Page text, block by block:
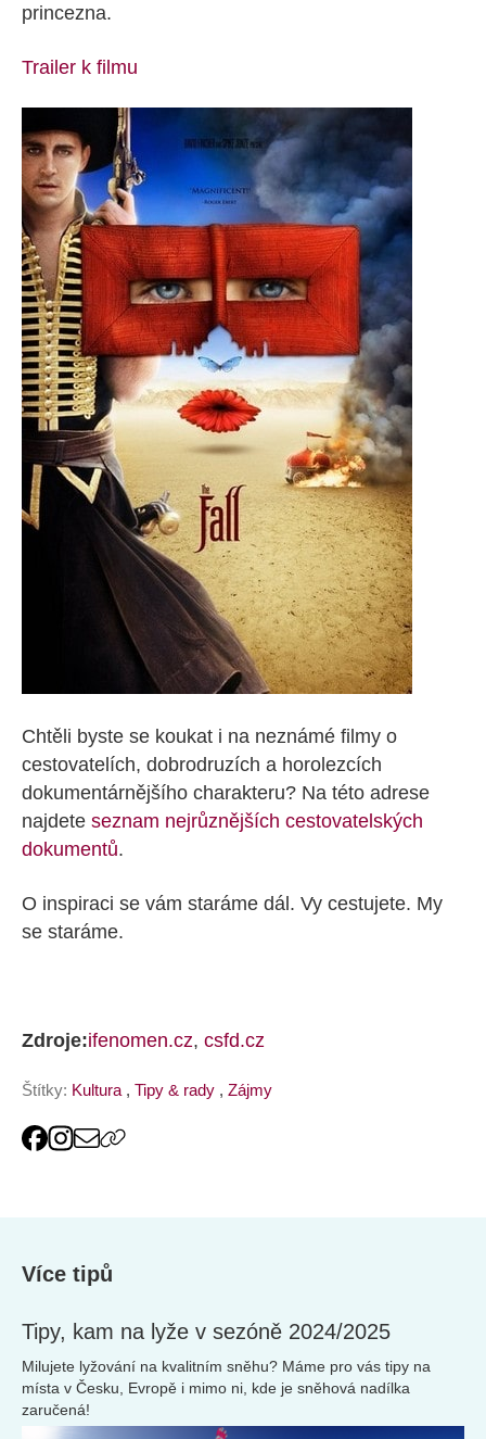
princezna.
Trailer k filmu
Chtěli byste se koukat i na neznámé filmy o
cestovatelích, dobrodruzích a horolezcích
dokumentárnějšího charakteru? Na této adrese
najdete seznam nejrůznějších cestovatelských
dokumentů.
O inspiraci se vám staráme dál. Vy cestujete. My
se staráme.
Zdroje:ifenomen.cz, csfd.cz
Štítky: Kultura , Tipy & rady , Zájmy
Více tipů
Tipy, kam na lyže v sezóně 2024/2025
Milujete lyžování na kvalitním sněhu? Máme pro vás tipy na
místa v Česku, Evropě i mimo ni, kde je sněhová nadílka
zaručená!